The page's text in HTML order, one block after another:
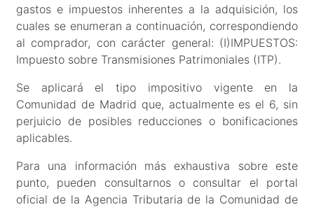
gastos e impuestos inherentes a la adquisición, los
cuales se enumeran a continuación, correspondiendo
al comprador, con carácter general: (I)IMPUESTOS:
Impuesto sobre Transmisiones Patrimoniales (ITP).
Se aplicará el tipo impositivo vigente en la
Comunidad de Madrid que, actualmente es el 6, sin
perjuicio de posibles reducciones o bonificaciones
aplicables.
Para una información más exhaustiva sobre este
punto, pueden consultarnos o consultar el portal
oficial de la Agencia Tributaria de la Comunidad de